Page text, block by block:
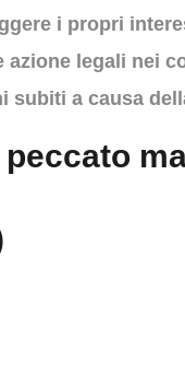
i propri
legali nei
subiti a causa